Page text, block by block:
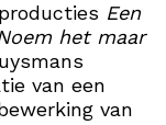
Een
het maar
van een
van